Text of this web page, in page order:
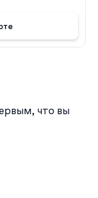
что вы